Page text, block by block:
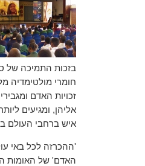
בזכות התמיכה של
חומרי מולטימדיה
זכויות האדם
איש ברחבי העולם
'ההכרזה לכל באי
האדם' של האומות